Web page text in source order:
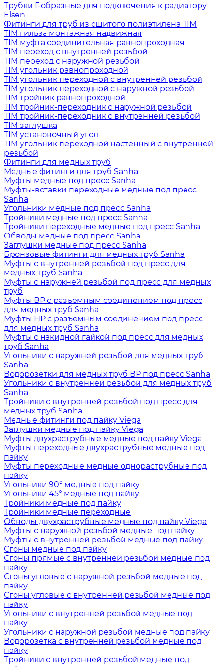
Трубки Г-образные для подключения к радиатору
Elsen
Фитинги для труб из сшитого полиэтилена TIM
TIM гильза монтажная надвижная
TIM муфта соединительная равнопроходная
TIM переход с внутренней резьбой
TIM переход с наружной резьбой
TIM угольник равнопроходной
TIM угольник переходной с внутренней резьбой
TIM угольник переходной с наружной резьбой
TIM тройник равнопроходной
TIM тройник-переходник с наружной резьбой
TIM тройник-переходник с внутренней резьбой
TIM заглушка
TIM установочный угол
TIM угольник переходной настенный с внутренней
резьбой
Фитинги для медных труб
Медные фитинги для труб Sanha
Муфты медные под пресс Sanha
Муфты-вставки переходные медные под пресс
Sanha
Угольники медные под пресс Sanha
Тройники медные под пресс Sanha
Тройники переходные медные под пресс Sanha
Обводы медные под пресс Sanha
Заглушки медные под пресс Sanha
Бронзовые фитинги для медных труб Sanha
Муфты с внутренней резьбой под пресс для
медных труб Sanha
Муфты с наружней резьбой под пресс для медных
труб
Муфты ВР с разъемным соединением под пресс
для медных труб Sanha
Муфты НР с разъемным соединением под пресс
для медных труб Sanha
Муфты с накидной гайкой под пресс для медных
труб Sanha
Угольники с наружней резьбой для медных труб
Sanha
Водорозетки для медных труб ВР под пресс Sanha
Угольники с внутренней резьбой для медных труб
Sanha
Тройники с внутренней резьбой под пресс для
медных труб Sanha
Медные фитинги под пайку Viega
Заглушки медные под пайку Viega
Муфты двухраструбные медные под пайку Viega
Муфты переходные двухраструбные медные под
пайку
Муфты переходные медные однораструбные под
пайку
Угольники 90° медные под пайку
Угольники 45° медные под пайку
Тройники медные под пайку
Тройники медные переходные
Обводы двухраструбные медные под пайку Viega
Муфты с наружной резьбой медные под пайку
Муфты с внутренней резьбой медные под пайку
Сгоны медные под пайку
Сгоны прямые с внутренней резьбой медные под
пайку
Сгоны угловые с наружной резьбой медные под
пайку
Сгоны угловые с внутренней резьбой медные под
пайку
Угольники с внутренней резьбой медные под
пайку
Угольники с наружной резьбой медные под пайку
Водорозетка с внутренней резьбой медные под
пайку
Тройники с внутренней резьбой медные под